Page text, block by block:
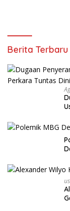
Berita Terbaru